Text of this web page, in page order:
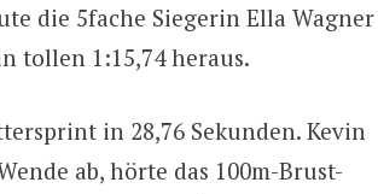
die 5fache Siegerin Ella Wagner
tollen 1:15,74 heraus.
in 28,76 Sekunden. Kevin
ab, hörte das 100m-Brust-